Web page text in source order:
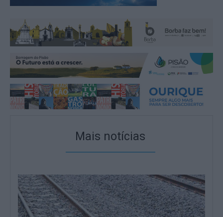
Mais notícias